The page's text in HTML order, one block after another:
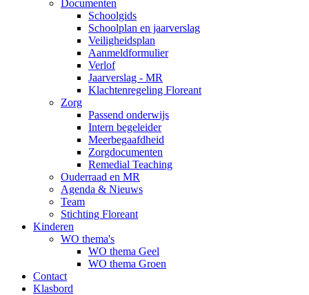
Documenten
Schoolgids
Schoolplan en jaarverslag
Veiligheidsplan
Aanmeldformulier
Verlof
Jaarverslag - MR
Klachtenregeling Floreant
Zorg
Passend onderwijs
Intern begeleider
Meerbegaafdheid
Zorgdocumenten
Remedial Teaching
Ouderraad en MR
Agenda & Nieuws
Team
Stichting Floreant
Kinderen
WO thema's
WO thema Geel
WO thema Groen
Contact
Klasbord